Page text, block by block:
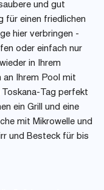
und gut
für einen friedlichen
hier verbringen -
oder einfach nur
in Ihrem
an Ihrem Pool mit
Toskana-Tag perfekt
ein Grill und eine
mit Mikrowelle und
und Besteck für bis